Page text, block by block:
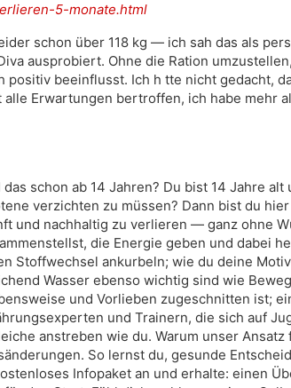
5-monate.html
schon über 118 kg — ich sah das als
ausprobiert. Ohne die Ration
beeinflusst. Ich h tte nicht gedacht,
Erwartungen bertroffen, ich habe mehr
schon ab 14 Jahren? Du bist 14 Jahre
verzichten zu müssen? Dann bist du
und nachhaltig zu verlieren — ganz ohne
die Energie geben und dabei
Stoffwechsel ankurbeln; wie du deine
Wasser ebenso wichtig sind wie
und Vorlieben zugeschnitten ist;
und Trainern, die sich auf
anstreben wie du. Warum unser
So lernst du, gesunde
Infopaket an und erhalte: einen